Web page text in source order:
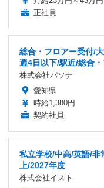
正社員
総合・フロアー受付/
週4日以下/駅近/総合
株式会社パソナ
愛知県
時給1,380円
契約社員
私立学校/中高/英語/非
上/2027年度
株式会社イスト